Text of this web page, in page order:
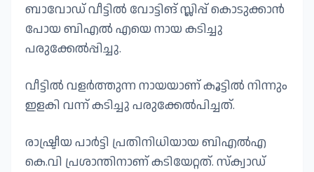
ബാവോഡ് വീട്ടില്‍ വോട്ടിങ് സ്ലിപ്പ് കൊടുക്കാൻ
പോയ ബിഎല്‍ എയെ നായ കടിച്ചു
പരുക്കേല്‍പ്പിച്ചു.
വീട്ടില്‍ വളർത്തുന്ന നായയാണ് കൂട്ടില്‍ നിന്നും
ഇളകി വന്ന് കടിച്ചു പരുക്കേല്‍പിച്ചത്.
രാഷ്ട്രീയ പാർട്ടി പ്രതിനിധിയായ ബിഎല്‍എ
കെ.വി പ്രശാന്തിനാണ് കടിയേറ്റത്. സ്‌ക്വാഡ്